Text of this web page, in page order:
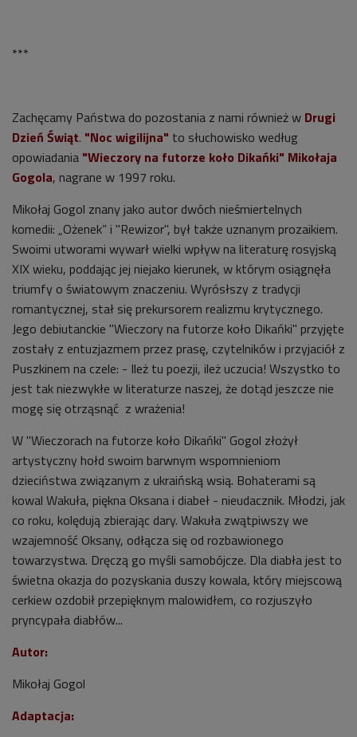
***
Zachęcamy Państwa do pozostania z nami również w Drugi
Dzień Świąt. "Noc wigilijna" to słuchowisko według
opowiadania "Wieczory na futorze koło Dikańki" Mikołaja
Gogola, nagrane w 1997 roku.
Mikołaj Gogol znany jako autor dwóch nieśmiertelnych
komedii: „Ożenek” i "Rewizor", był także uznanym prozaikiem.
Swoimi utworami wywarł wielki wpływ na literaturę rosyjską
XIX wieku, poddając jej niejako kierunek, w którym osiągnęła
triumfy o światowym znaczeniu. Wyrósłszy z tradycji
romantycznej, stał się prekursorem realizmu krytycznego.
Jego debiutanckie "Wieczory na futorze koło Dikańki" przyjęte
zostały z entuzjazmem przez prasę, czytelników i przyjaciół z
Puszkinem na czele: - Ileż tu poezji, ileż uczucia! Wszystko to
jest tak niezwykłe w literaturze naszej, że dotąd jeszcze nie
mogę się otrząsnąć z wrażenia!
W "Wieczorach na futorze koło Dikańki" Gogol złożył
artystyczny hołd swoim barwnym wspomnieniom
dzieciństwa związanym z ukraińską wsią. Bohaterami są
kowal Wakuła, piękna Oksana i diabeł - nieudacznik. Młodzi, jak
co roku, kolędują zbierając dary. Wakuła zwątpiwszy we
wzajemność Oksany, odłącza się od rozbawionego
towarzystwa. Dręczą go myśli samobójcze. Dla diabła jest to
świetna okazja do pozyskania duszy kowala, który miejscową
cerkiew ozdobił przepięknym malowidłem, co rozjuszyło
pryncypała diabłów...
Autor:
Mikołaj Gogol
Adaptacja: